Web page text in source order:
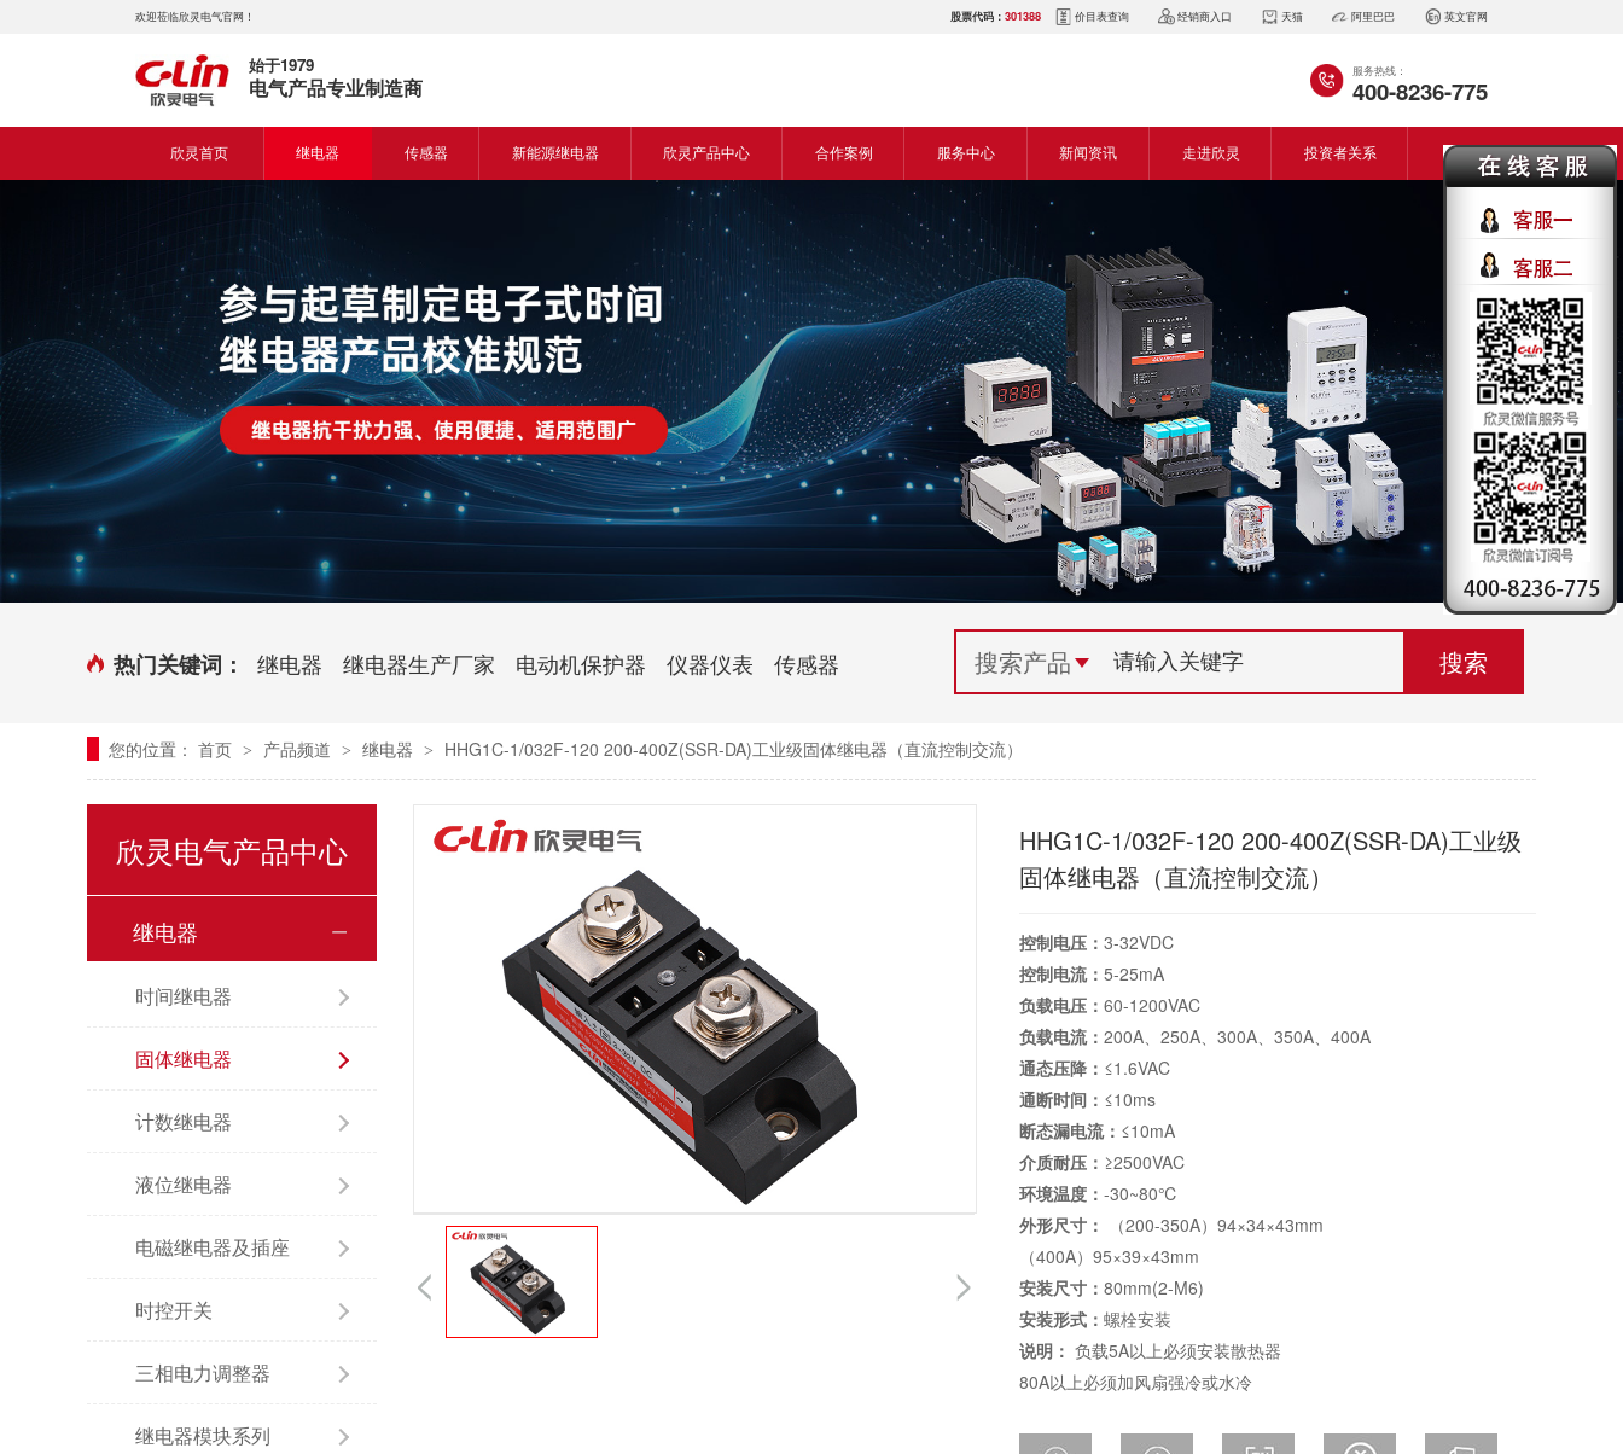
价目表查询 经销商入口 天猫 阿里巴巴 英文官网
欢迎莅临欣灵电气官网！ 股票代码：301388
始于1979
电气产品专业制造商
服务热线：
400-8236-775
欣灵首页 继电器
时间继电器
固体继电器
计数继电器
液位继电器
电磁继电器及插座
时控开关
新能源继电器
传感器
光电开关
编码器
热电偶
热电阻
新能源继电器
新能源直流继电器
欣灵产品中心
传感器
电气传动与控制
仪器仪表
开关
配电控制
合作案例
食品机械行业
机床行业
塑料机械行业
建筑机械行业
包装机械行业
纺织机械行业
服务中心
营销网络
服务热线
电商平台
下载中心
视频中心
电气百科
常见问题
技术支持
投诉与建议
新闻资讯
新闻动态
展会资讯
电气百科
常见问答
走进欣灵
董事长致词
企业风采
专利证书
生产设备
荣誉资质
组织机构
联系欣灵
投资者关系
热门关键词： 继电器 继电器生产厂家 电动机保护器 仪器仪表 传感器
您的位置： 首页 > 产品频道 > 继电器 > HHG1C-1/032F-120 200-400Z(SSR-DA)工业级固体继电器（直流控制交流）
HHG1C-1/032F-120 200-400Z(SSR-DA)工业级
固体继电器（直流控制交流）
控制电压：3-32VDC
控制电流：5-25mA
负载电压：60-1200VAC
负载电流：200A、250A、300A、350A、400A
通态压降： ≤1.6VAC
通断时间： ≤10ms
断态漏电流： ≤10mA
介质耐压： ≥2500VAC
环境温度：-30~80℃
外形尺寸：
（200-350A）94×34×43mm
（400A）95×39×43mm
安装尺寸：80mm(2-M6)
安装形式：螺栓安装
说明： 负载5A以上必须安装散热器
80A以上必须加风扇强冷或水冷
欣灵电气产品中心
继电器
时间继电器
固体继电器
计数继电器
液位继电器
电磁继电器及插座
时控开关
三相电力调整器
继电器模块系列